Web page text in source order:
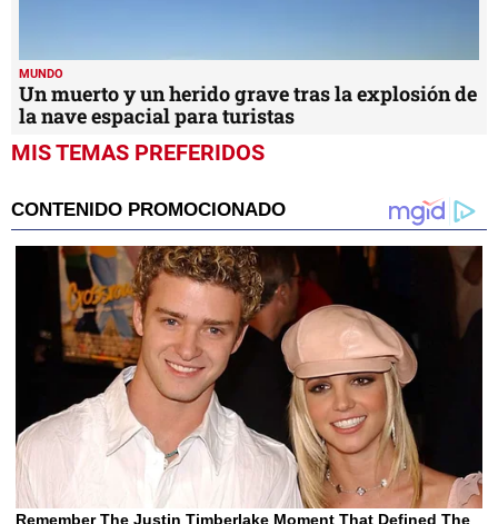
MUNDO
Un muerto y un herido grave tras la explosión de
la nave espacial para turistas
MIS TEMAS PREFERIDOS